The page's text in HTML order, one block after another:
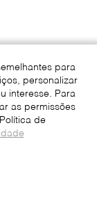
para
personalizar
interesse. Para
as permissões
de